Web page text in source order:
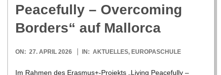
G
O
Peacefully – Over­co­ming
Bor­ders“ auf Mallorca
2026-
ON: 27. APRIL 2026 IN: AKTUELLES, EUROPASCHULE
Im Rah­men des Erasmus+-Projekts „Living Peacefully –